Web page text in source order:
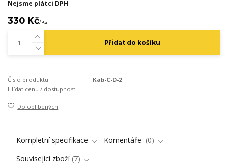
Nejsme plátci DPH
330 Kč/ks
Přidat do košíku
Číslo produktu:
Kab-C-D-2
Hlídat cenu / dostupnost
Do oblíbených
Kompletní specifikace Komentáře
0
Související zboží 7